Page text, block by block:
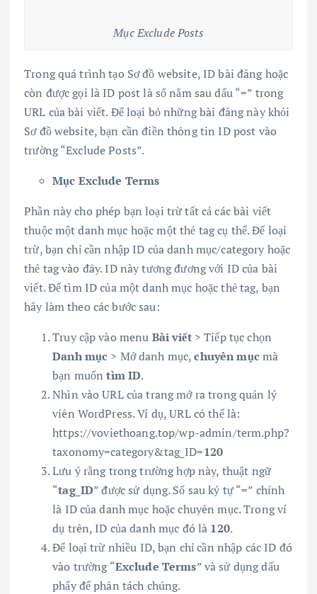
Mục Exclude Posts
Trong quá trình tạo Sơ đồ website, ID bài đăng hoặc
còn được gọi là ID post là số nằm sau dấu “=” trong
URL của bài viết. Để loại bỏ những bài đăng này khỏi
Sơ đồ website, bạn cần điền thông tin ID post vào
trường “Exclude Posts”.
Mục Exclude Terms
Phần này cho phép bạn loại trừ tất cả các bài viết
thuộc một danh mục hoặc một thẻ tag cụ thể. Để loại
trừ, bạn chỉ cần nhập ID của danh mục/category hoặc
thẻ tag vào đây. ID này tương đương với ID của bài
viết. Để tìm ID của một danh mục hoặc thẻ tag, bạn
hãy làm theo các bước sau:
Truy cập vào menu Bài viết> Tiếp tục chọn
Danh mục > Mở danh mục,chuyên mục mà
bạn muốntìm ID.
Nhìn vào URL của trang mở ra trong quản lý
viên WordPress. Ví dụ, URL có thể là:
https://voviethoang.top/wp-admin/term.php?
taxonomy=category&tag_ID=120
Lưu ý rằng trong trường hợp này, thuật ngữ
“tag_ID” được sử dụng. Số sau ký tự “=” chính
là ID của danh mục hoặc chuyên mục. Trong ví
dụ trên, ID của danh mục đó là 120.
Để loại trừ nhiều ID, bạn chỉ cần nhập các ID đó
vào trường “Exclude Terms” và sử dụng dấu
phẩy để phân tách chúng.